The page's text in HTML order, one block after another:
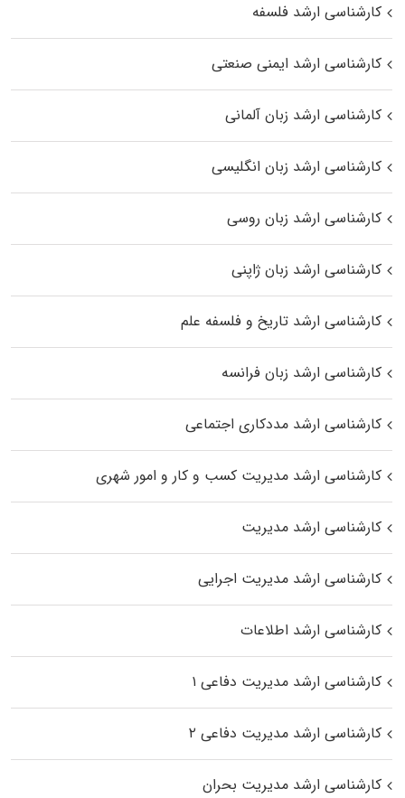
کارشناسی ارشد فلسفه
کارشناسی ارشد ایمنی صنعتی
کارشناسی ارشد زبان آلمانی
کارشناسی ارشد زبان انگلیسی
کارشناسی ارشد زبان روسی
کارشناسی ارشد زبان ژاپنی
کارشناسی ارشد تاریخ و فلسفه علم
کارشناسی ارشد زبان فرانسه
کارشناسی ارشد مددکاری اجتماعی
کارشناسی ارشد مدیریت کسب و کار و امور شهری
کارشناسی ارشد مدیریت
کارشناسی ارشد مدیریت اجرایی
کارشناسی ارشد اطلاعات
کارشناسی ارشد مدیریت دفاعی ۱
کارشناسی ارشد مدیریت دفاعی ۲
کارشناسی ارشد مدیریت بحران